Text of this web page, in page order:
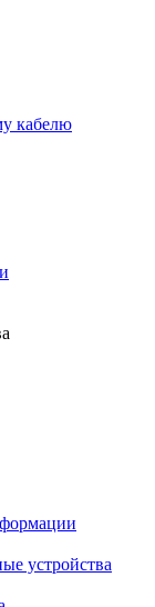
кабелю
устройства